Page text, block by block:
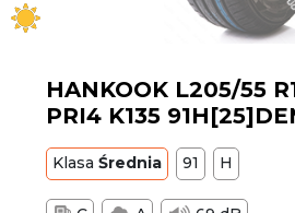
HANKOOK L205/55
PRI4 K135
KlasaŚrednia 91 H